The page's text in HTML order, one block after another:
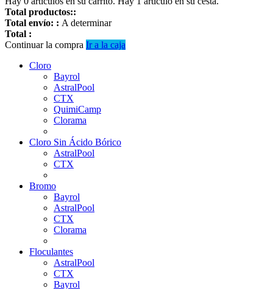
Cloro
AstralPool
Clorama
Cloro Sin Ácido Bórico
AstralPool
CTX
Bromo
Bayrol
AstralPool
Clorama
Floculantes
AstralPool
CTX
QuimiCamp
Clorama
Reguladores de pH